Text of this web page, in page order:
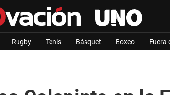
Rugby Tenis Básquet Boxeo Fuera